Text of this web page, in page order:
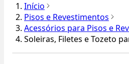
Início
Pisos e Revestimentos
Acessórios para Pisos e
Soleiras, Filetes e Tozeto